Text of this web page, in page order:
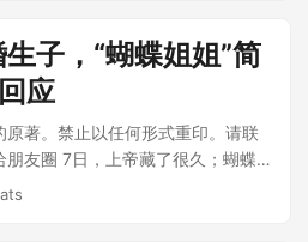
子，“蝴蝶姐姐”简
应
著。禁止以任何形式重印。请联
友圈 7日，上帝藏了很久；蝴蝶妹
媒体...